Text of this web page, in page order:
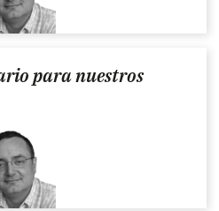
para nuestros